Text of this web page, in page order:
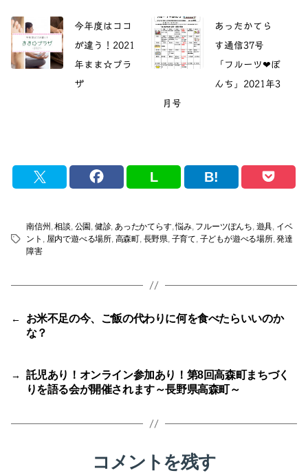
今年度はココ
が違う！2021
年まま☆プラ
ザ
あったかてら
す通信37号
「フルーツ❤ぽ
んち」2021年3
月号
L B!
タ
南信州 ,相談 公園 健診, あったかてらす,悩み, フルーツぽんち 遊具 イベ
ント
屋内で遊べる場所 高森町 長野県 子育て 子どもが遊べる場所,発達
障害
←
お米不足の今、ご飯の代わりに何を食べたらいいのか
な？
→
託児あり！オンライン参加あり！第8回高森町まちづく
りを語る会が開催されます～長野県高森町～
コメントを残す